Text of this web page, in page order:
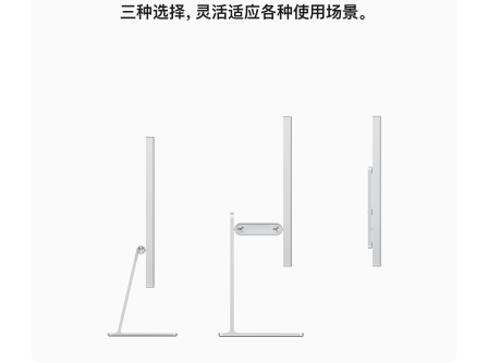
三种选择，灵活适应各种使用场景。